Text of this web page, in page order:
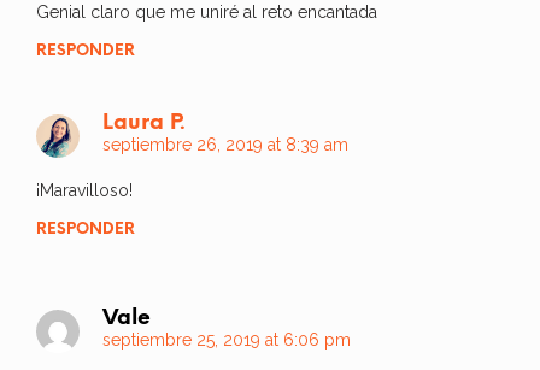
Genial claro que me uniré al reto encantada
RESPONDER
Laura P.
septiembre 26, 2019 at 8:39 am
¡Maravilloso!
RESPONDER
Vale
septiembre 25, 2019 at 6:06 pm